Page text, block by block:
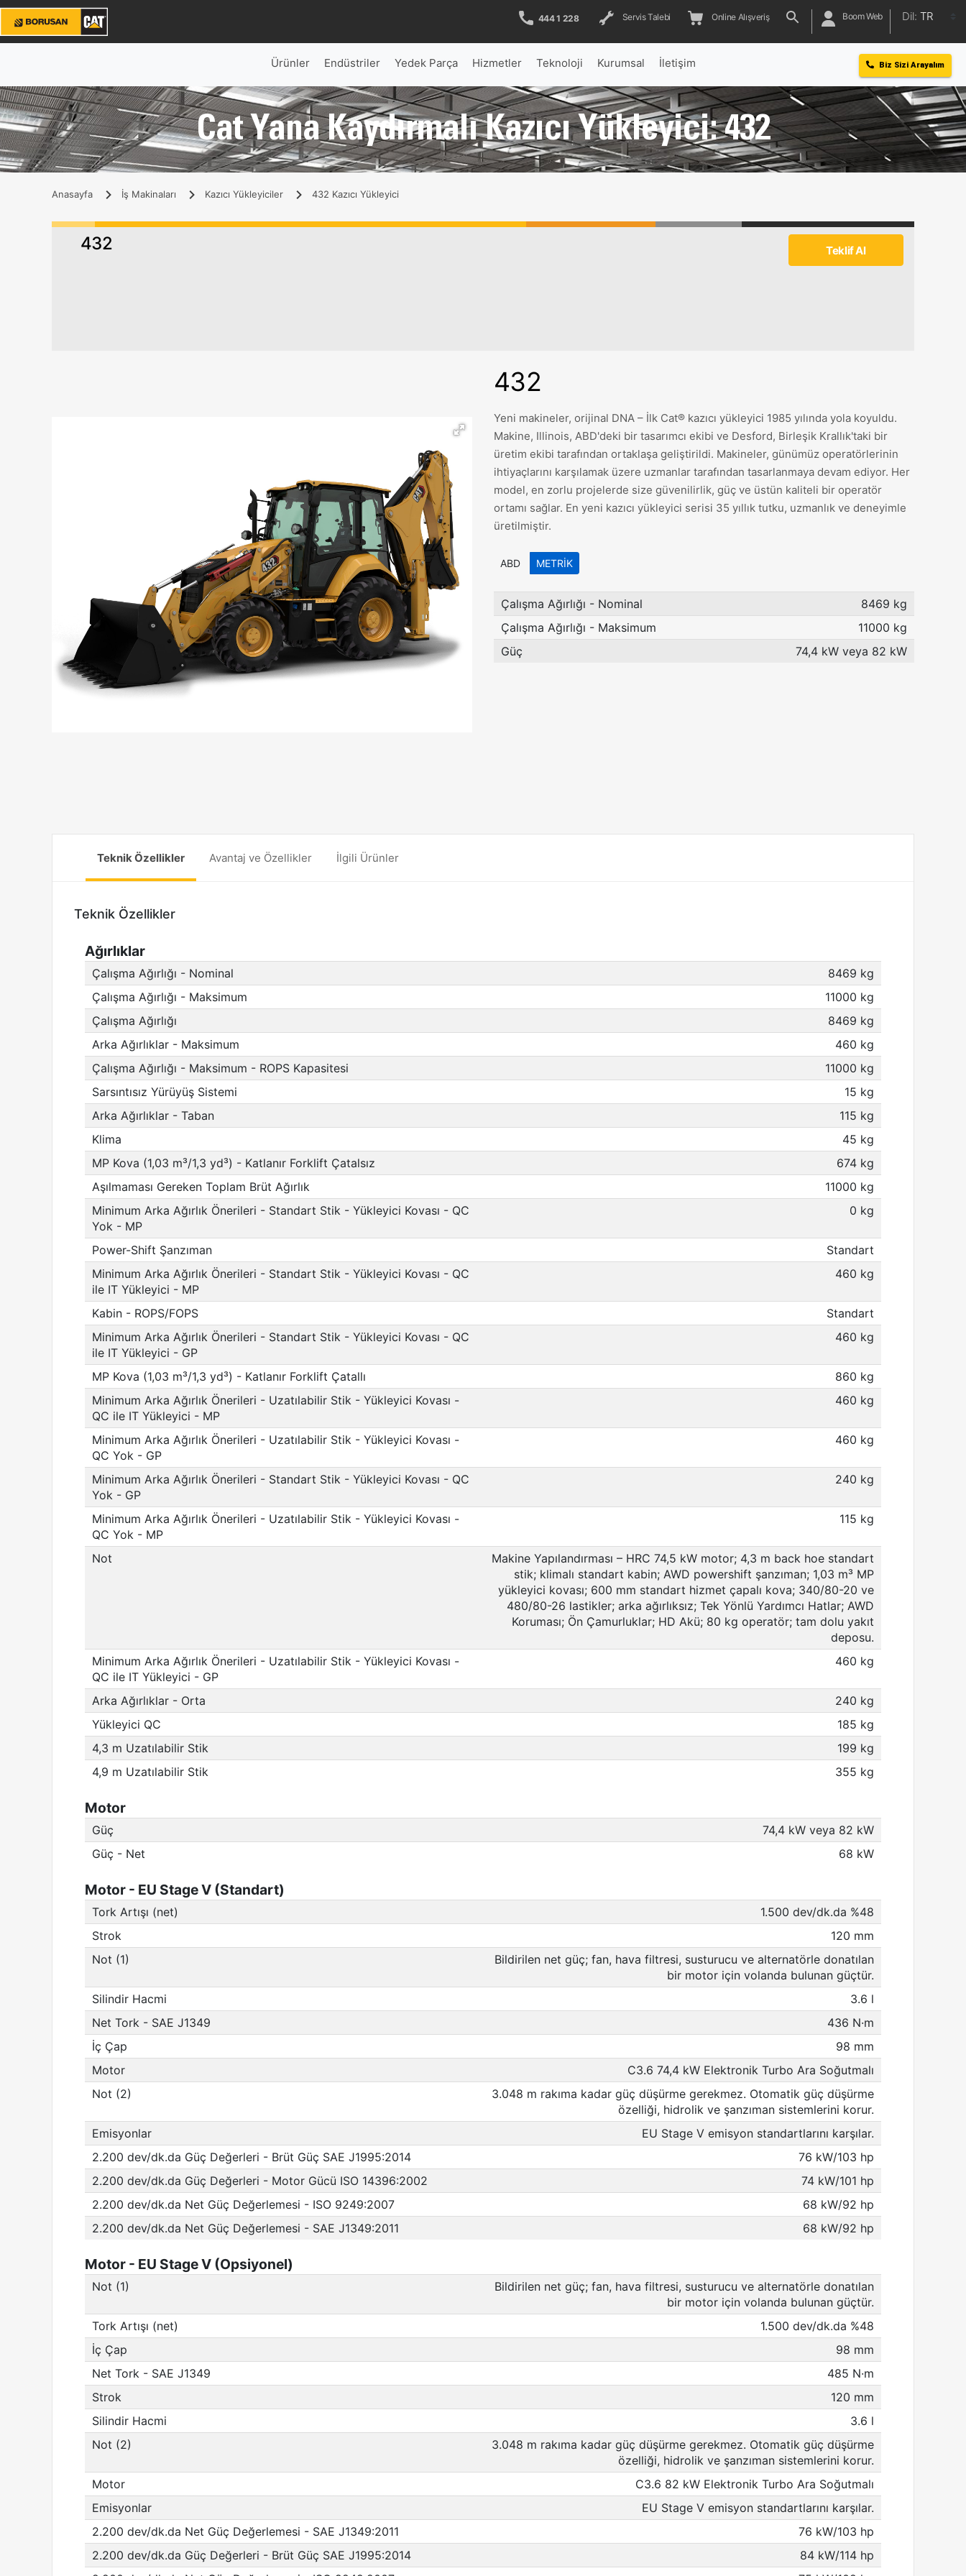
444 1 228 Servis Talebi Online Alışveriş Boom Web Dil: TR
Ürünler Endüstriler Yedek Parça Hizmetler Teknoloji Kurumsal İletişim Biz Sizi Arayalım
Cat Yana Kaydırmalı Kazıcı Yükleyici: 432
Anasayfa İş Makinaları Kazıcı Yükleyiciler 432 Kazıcı Yükleyici
432 Teklif Al
432
Yeni makineler, orijinal DNA – İlk Cat® kazıcı yükleyici 1985 yılında yola koyuldu.
Makine, Illinois, ABD'deki bir tasarımcı ekibi ve Desford, Birleşik Krallık'taki bir
üretim ekibi tarafından ortaklaşa geliştirildi. Makineler, günümüz operatörlerinin
ihtiyaçlarını karşılamak üzere uzmanlar tarafından tasarlanmaya devam ediyor. Her
model, en zorlu projelerde size güvenilirlik, güç ve üstün kaliteli bir operatör
ortamı sağlar. En yeni kazıcı yükleyici serisi 35 yıllık tutku, uzmanlık ve deneyimle
üretilmiştir.
ABD METRIK
Çalışma Ağırlığı - Nominal
8469 kg
Çalışma Ağırlığı - Maksimum
11000 kg
Güç
74,4 kW veya 82 kW
Teknik Özellikler Avantaj ve Özellikler İlgili Ürünler
Teknik Özellikler
Ağırlıklar
Çalışma Ağırlığı - Nominal
8469 kg
Çalışma Ağırlığı - Maksimum
11000 kg
Çalışma Ağırlığı
8469 kg
Arka Ağırlıklar - Maksimum
460 kg
Çalışma Ağırlığı - Maksimum - ROPS Kapasitesi
11000 kg
Sarsıntısız Yürüyüş Sistemi
15 kg
Arka Ağırlıklar - Taban
115 kg
Klima
45 kg
MP Kova (1,03 m³/1,3 yd³) - Katlanır Forklift Çatalsız
674 kg
Aşılmaması Gereken Toplam Brüt Ağırlık
11000 kg
Minimum Arka Ağırlık Önerileri - Standart Stik - Yükleyici Kovası - QC
Yok - MP
0 kg
Power-Shift Şanzıman
Standart
Minimum Arka Ağırlık Önerileri - Standart Stik - Yükleyici Kovası - QC
ile IT Yükleyici - MP
460 kg
Kabin - ROPS/FOPS
Standart
Minimum Arka Ağırlık Önerileri - Standart Stik - Yükleyici Kovası - QC
ile IT Yükleyici - GP
460 kg
MP Kova (1,03 m³/1,3 yd³) - Katlanır Forklift Çatallı
860 kg
Minimum Arka Ağırlık Önerileri - Uzatılabilir Stik - Yükleyici Kovası -
QC ile IT Yükleyici - MP
460 kg
Minimum Arka Ağırlık Önerileri - Uzatılabilir Stik - Yükleyici Kovası -
QC Yok - GP
460 kg
Minimum Arka Ağırlık Önerileri - Standart Stik - Yükleyici Kovası - QC
Yok - GP
240 kg
Minimum Arka Ağırlık Önerileri - Uzatılabilir Stik - Yükleyici Kovası -
QC Yok - MP
115 kg
Not
Makine Yapılandırması – HRC 74,5 kW motor; 4,3 m back hoe standart
stik; klimalı standart kabin; AWD powershift şanzıman; 1,03 m³ MP
yükleyici kovası; 600 mm standart hizmet çapalı kova; 340/80-20 ve
480/80-26 lastikler; arka ağırlıksız; Tek Yönlü Yardımcı Hatlar; AWD
Koruması; Ön Çamurluklar; HD Akü; 80 kg operatör; tam dolu yakıt
deposu.
Minimum Arka Ağırlık Önerileri - Uzatılabilir Stik - Yükleyici Kovası -
QC ile IT Yükleyici - GP
460 kg
Arka Ağırlıklar - Orta
240 kg
Yükleyici QC
185 kg
4,3 m Uzatılabilir Stik
199 kg
4,9 m Uzatılabilir Stik
355 kg
Motor
Güç
74,4 kW veya 82 kW
Güç - Net
68 kW
Motor - EU Stage V (Standart)
Tork Artışı (net)
1.500 dev/dk.da %48
Strok
120 mm
Not (1)
Bildirilen net güç; fan, hava filtresi, susturucu ve alternatörle donatılan
bir motor için volanda bulunan güçtür.
Silindir Hacmi
3.6 l
Net Tork - SAE J1349
436 N·m
İç Çap
98 mm
Motor
C3.6 74,4 kW Elektronik Turbo Ara Soğutmalı
Not (2)
3.048 m rakıma kadar güç düşürme gerekmez. Otomatik güç düşürme
özelliği, hidrolik ve şanzıman sistemlerini korur.
Emisyonlar
EU Stage V emisyon standartlarını karşılar.
2.200 dev/dk.da Güç Değerleri - Brüt Güç SAE J1995:2014
76 kW/103 hp
2.200 dev/dk.da Güç Değerleri - Motor Gücü ISO 14396:2002
74 kW/101 hp
2.200 dev/dk.da Net Güç Değerlemesi - ISO 9249:2007
68 kW/92 hp
2.200 dev/dk.da Net Güç Değerlemesi - SAE J1349:2011
68 kW/92 hp
Motor - EU Stage V (Opsiyonel)
Not (1)
Bildirilen net güç; fan, hava filtresi, susturucu ve alternatörle donatılan
bir motor için volanda bulunan güçtür.
Tork Artışı (net)
1.500 dev/dk.da %48
İç Çap
98 mm
Net Tork - SAE J1349
485 N·m
Strok
120 mm
Silindir Hacmi
3.6 l
Not (2)
3.048 m rakıma kadar güç düşürme gerekmez. Otomatik güç düşürme
özelliği, hidrolik ve şanzıman sistemlerini korur.
Motor
C3.6 82 kW Elektronik Turbo Ara Soğutmalı
Emisyonlar
EU Stage V emisyon standartlarını karşılar.
2.200 dev/dk.da Net Güç Değerlemesi - SAE J1349:2011
76 kW/103 hp
2.200 dev/dk.da Güç Değerleri - Brüt Güç SAE J1995:2014
84 kW/114 hp